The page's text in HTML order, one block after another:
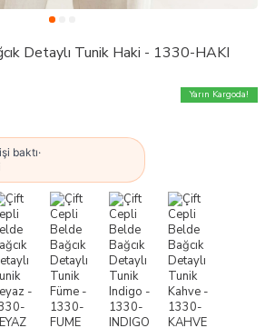
Detaylı Tunik Haki - 1330-HAKI
Yarın Kargoda!
baktı·